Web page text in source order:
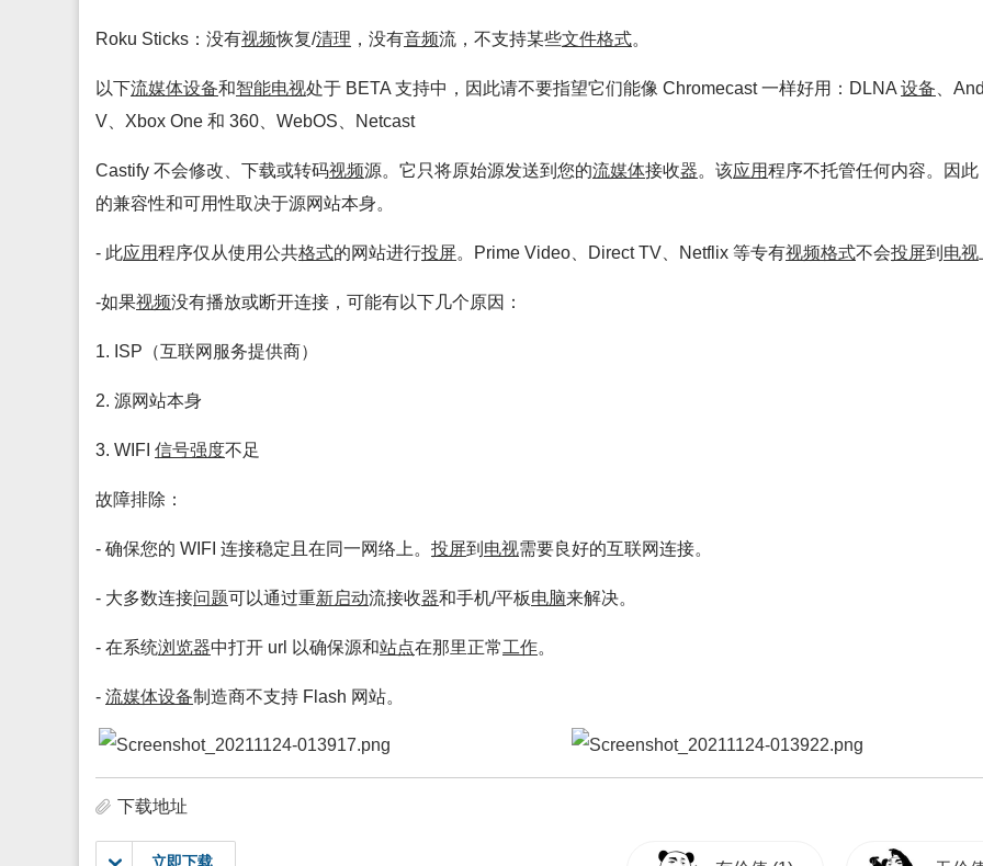
Roku Sticks：没有视频恢复/清理 ，没有音频流，不支持某些文件格式。
以下流媒体设备和智能电视处于 BETA 支持中，因此请不要指望它们能像 Chromecast 一样好用：DLNA 设备 、
V、Xbox One 和 360、WebOS、Netcast
Castify 不会修改、下载或转码视频源。它只将原始源发送到您的流媒体接收器。该应用程序不托管任何内容。因此
的兼容性和可用性取决于源网站本身。
- 此应用程序仅从使用公共格式的网站进行投屏。Prime Video、Direct TV、Netflix 等专有视频格式不会投屏到 电视
-如果视频没有播放或断开连接，可能有以下几个原因：
1. ISP（互联网服务提供商）
2. 源网站本身
3. WIFI 信号强度不足
故障排除：
- 确保您的 WIFI 连接稳定且在同一网络上。 投屏到 电视需要良好的互联网连接。
- 大多数连接问题可以通过重新启动流接收器和手机/平板电脑来解决。
- 在系统浏览器中打开 url 以确保源和站点在那里正常工作。
- 流媒体设备制造商不支持 Flash 网站。
下载地址
立即下载